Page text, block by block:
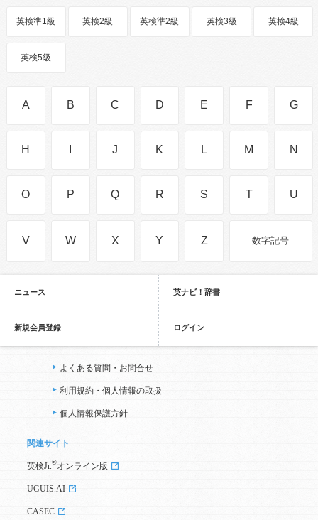
英検準1級 英検2級 英検準2級 英検3級 英検4級
英検5級
A B C D E F G
H J K L M N
O P Q R S T U
V W X Y Z 数字記号
ニュース 英ナビ！辞書
新規会員登録 ログイン
よくある質問・お問合せ
利用規約・個人情報の取扱
個人情報保護方針
関連サイト
英検Jr. ®オンライン版
UGUIS.AI
CASEC